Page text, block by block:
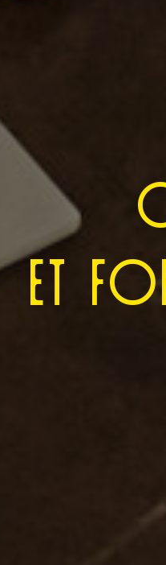
ET